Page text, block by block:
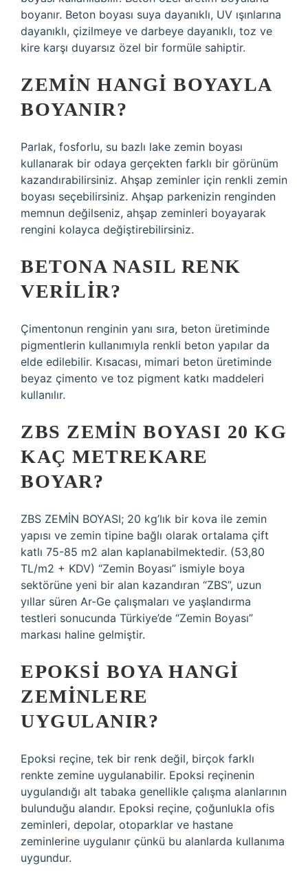
boyanır. Beton boyası suya dayanıklı, UV ışınlarına
dayanıklı, çizilmeye ve darbeye dayanıklı, toz ve
kire karşı duyarsız özel bir formüle sahiptir.
ZEMIN HANGI BOYAYLA
BOYANIR?
Parlak, fosforlu, su bazlı lake zemin boyası
kullanarak bir odaya gerçekten farklı bir görünüm
kazandırabilirsiniz. Ahşap zeminler için renkli zemin
boyası seçebilirsiniz. Ahşap parkenizin renginden
memnun değilseniz, ahşap zeminleri boyayarak
rengini kolayca değiştirebilirsiniz.
BETONA NASIL RENK
VERILIR?
Çimentonun renginin yanı sıra, beton üretiminde
pigmentlerin kullanımıyla renkli beton yapılar da
elde edilebilir. Kısacası, mimari beton üretiminde
beyaz çimento ve toz pigment katkı maddeleri
kullanılır.
ZBS ZEMIN BOYASI 20 KG
KAÇ METREKARE
BOYAR?
ZBS ZEMİN BOYASI; 20 kg’lık bir kova ile zemin
yapısı ve zemin tipine bağlı olarak ortalama çift
katlı 75-85 m2 alan kaplanabilmektedir. (53,80
TL/m2 + KDV) “Zemin Boyası” ismiyle boya
sektörüne yeni bir alan kazandıran “ZBS”, uzun
yıllar süren Ar-Ge çalışmaları ve yaşlandırma
testleri sonucunda Türkiye’de “Zemin Boyası”
markası haline gelmiştir.
EPOKSI BOYA HANGI
ZEMINLERE
UYGULANIR?
Epoksi reçine, tek bir renk değil, birçok farklı
renkte zemine uygulanabilir. Epoksi reçinenin
uygulandığı alt tabaka genellikle çalışma alanlarının
bulunduğu alandır. Epoksi reçine, çoğunlukla ofis
zeminleri, depolar, otoparklar ve hastane
zeminlerine uygulanır çünkü bu alanlarda kullanıma
uygundur.